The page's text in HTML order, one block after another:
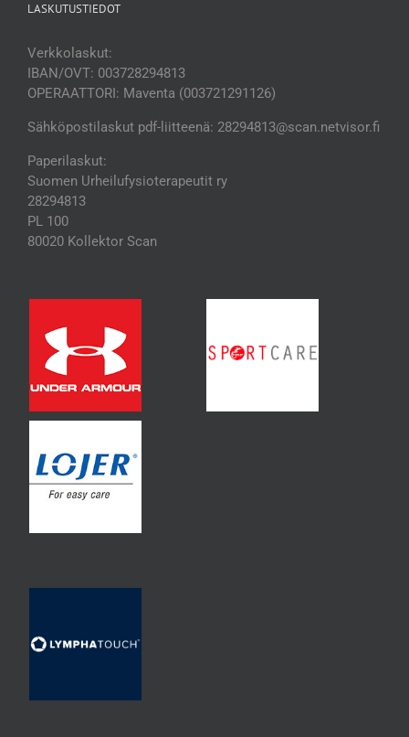
LASKUTUSTIEDOT
Verkkolaskut:
IBAN/OVT: 003728294813
OPERAATTORI: Maventa (003721291126)
Sähköpostilaskut pdf-liitteenä: 28294813@scan.netvisor.fi
Paperilaskut:
Suomen Urheilufysioterapeutit ry
28294813
PL 100
80020 Kollektor Scan